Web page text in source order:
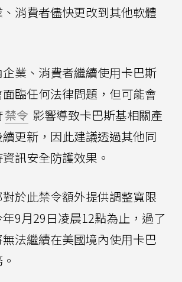
消費者儘快更改到其他軟體
業、消費者繼續使用卡巴斯
臨任何法律問題，但可能會
禁令 影響導致卡巴斯基相關產
更新，因此建議透過其他同
訊安全防護效果。
於此禁令額外提供調整寬限
9月29日凌晨12點為止，過了
法繼續在美國境內使用卡巴